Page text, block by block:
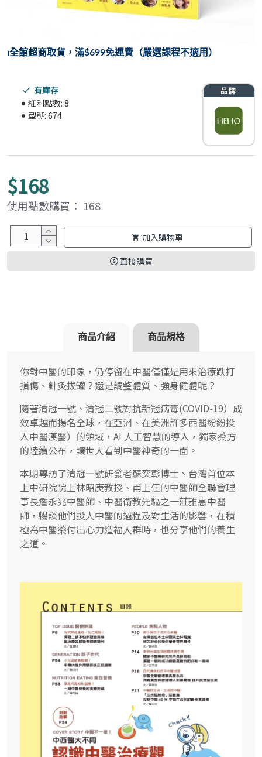
⏐全館超商取貨，滿$699免運費（嚴選課程不適用）
有庫存
紅利點數: 8
型號: 674
$168
使用點數購買： 168
加入購物車
直接購買
商品介紹 商品規格
你對中醫的印象，仍停留在中醫僅僅是用來治療跌打
損傷、針灸拔罐？還是調整體質、強身健體呢？
隨著清冠一號、清冠二號對抗新冠病毒(COVID-19）成
效卓越而揚名全球，在亞洲、在美洲許多西醫紛紛投
入中醫漢醫）的領域，AI 人工智慧的導入，獨家藥方
的陸續公布，讓世人看到中醫神奇的一面。
本期專訪了清冠—號研發者蘇奕彰博士、台灣首位本
上中研院院上林昭庚教授、甫上任的中醫師全聯會理
事長詹永兆中醫師、中醫衛教先驅之一莊雅惠中醫
師，暢談他們投人中醫的過程及對生活的影響，在積
極為中醫藥付出心力造福人群時，也分享他們的養生
之道。